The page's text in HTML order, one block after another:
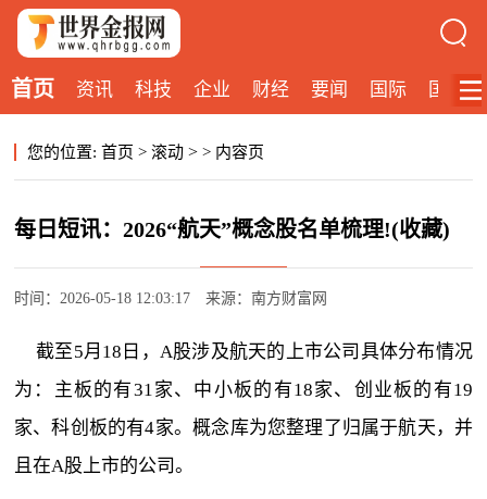
首页 资讯 科技 企业 财经 要闻 国际 国内
您的位置: 首页 > 滚动 > > 内容页
每日短讯：2026“航天”概念股名单梳理!(收藏)
时间：2026-05-18 12:03:17 来源：南方财富网
截至5月18日，A股涉及航天的上市公司具体分布情况
为：主板的有31家、中小板的有18家、创业板的有19
家、科创板的有4家。概念库为您整理了归属于航天，并
且在A股上市的公司。